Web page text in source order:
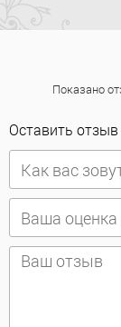
Показано
Оставить отзыв